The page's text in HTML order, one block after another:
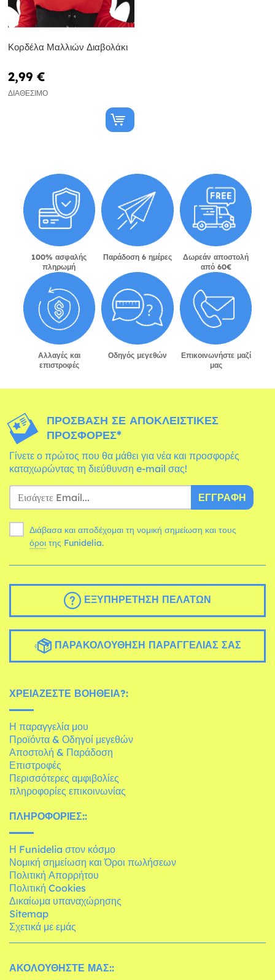
Κορδέλα Μαλλιών Διαβολάκι
2,99 €
ΔΙΑΘΈΣΙΜΟ
100% ασφαλής
πληρωμή
Παράδοση 6 ημέρες
Δωρεάν αποστολή
από 60€
Αλλαγές και
επιστροφές
Οδηγός μεγεθών
Επικοινωνήστε μαζί
μας
ΠΡΌΣΒΑΣΗ ΣΕ ΑΠΟΚΛΕΙΣΤΙΚΈΣ
ΠΡΟΣΦΟΡΈΣ*
Γίνετε ο πρώτος που θα μάθει για νέα και προσφορές
καταχωρώντας τη διεύθυνση e-mail σας!
ΕΓΓΡΑΦΉ
Διάβασα και αποδέχομαι τη νομική σημείωση και τους
όροι της Funidelia.
ΕΞΥΠΗΡΈΤΗΣΗ ΠΕΛΑΤΏΝ
ΠΑΡΑΚΟΛΟΎΘΗΣΗ ΠΑΡΑΓΓΕΛΊΑΣ ΣΑΣ
ΧΡΕΙΆΖΕΣΤΕ ΒΟΉΘΕΙΑ?:
Η παραγγελία μου
Προϊόντα & Οδηγοί μεγεθών
Αποστολή & Παράδοση
Επιστροφές
Περισσότερες αμφιβολίες
πληροφορίες επικοινωνίας
ΠΛΗΡΟΦΟΡΊΕΣ::
Η Funidelia στον κόσμο
Νομική σημείωση και Όροι πωλήσεων
Πολιτική Απορρήτου
Πολιτική Cookies
Δικαίωμα υπαναχώρησης
Sitemap
Σχετικά με εμάς
ΑΚΟΛΟΥΘΉΣΤΕ ΜΑΣ::